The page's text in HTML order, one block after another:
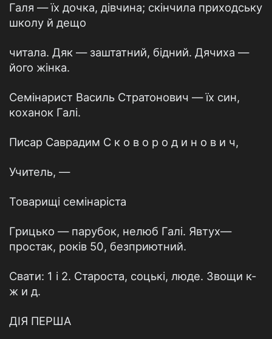
Галя — їх дочка, дівчина; скінчила приходську
школу й дещо
читала. Дяк — заштатний, бідний. Дячиха —
його жінка.
Семінарист Василь Стратонович — їх син,
коханок Галі.
Писар Саврадим С к о в о р о д и н о в и ч,
Учитель, —
Товарищі семінаріста
Грицько — парубок, нелюб Галі. Явтух—
простак, років 50, безприютний.
Свати: 1 і 2. Староста, соцькі, люде. Звощи к-
ж и д.
ДІЯ ПЕРША